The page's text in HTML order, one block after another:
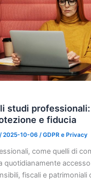
studi
e fiducia
/2025-10-06 /GDPR e Privacy
come quelli di
quotidianamente
fiscali e patrimoniali